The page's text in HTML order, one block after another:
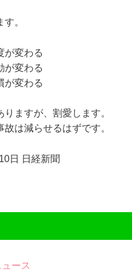
。
が変わる
が変わる
が変わる
ますが、割愛します。
は減らせるはずです。
日 日経新聞
ュース